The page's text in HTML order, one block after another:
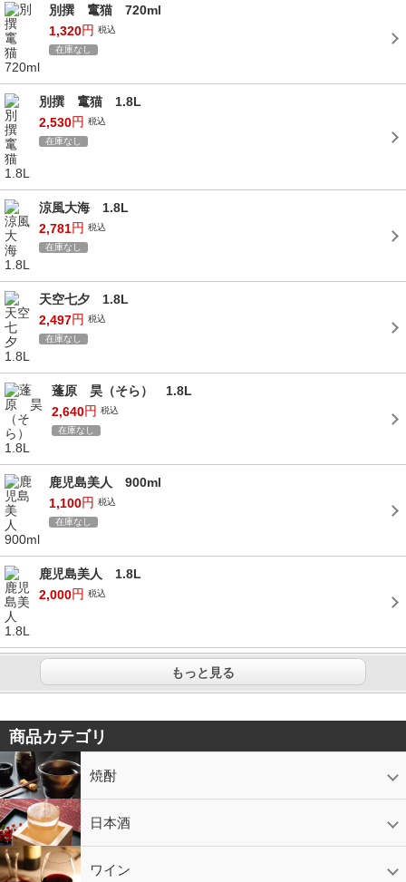
別撰 竃猫 720ml
1,320円 税込
在庫なし
別撰 竃猫 1.8L
2,530円 税込
在庫なし
涼風大海 1.8L
2,781円 税込
在庫なし
天空七夕 1.8L
2,497円 税込
在庫なし
蓬原 昊（そら） 1.8L
2,640円 税込
在庫なし
鹿児島美人 900ml
1,100円 税込
在庫なし
鹿児島美人 1.8L
2,000円 税込
もっと見る
商品カテゴリ
焼酎
芋焼酎
かめ壷入り焼酎
黒糖焼酎
米焼酎
麦焼酎
そば焼酎
泡盛
とうもろこし焼酎
ギフトコーナー
セットコーナー
益々繁盛
鹿児島限定 日本酒
日本酒
スパークリング
ギフト ワイン